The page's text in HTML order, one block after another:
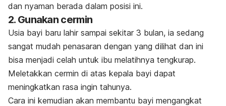
dan nyaman berada dalam posisi ini.
2. Gunakan cermin
Usia bayi baru lahir sampai sekitar 3 bulan, ia sedang
sangat mudah penasaran dengan yang dilihat dan ini
bisa menjadi celah untuk ibu melatihnya tengkurap.
Meletakkan cermin di atas kepala bayi dapat
meningkatkan rasa ingin tahunya.
Cara ini kemudian akan membantu bayi mengangkat